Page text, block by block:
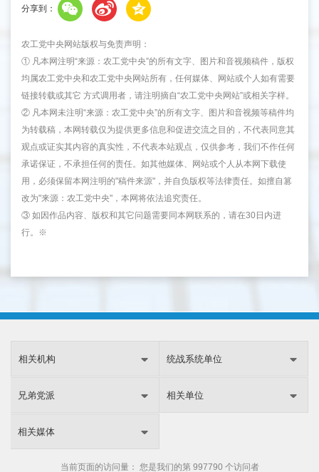
分享到：
农工党中央网站版权与免责声明：
① 凡本网注明“来源：农工党中央”的所有文字、图片和音视频稿件，版权
均属农工党中央和农工党中央网站所有，任何媒体、网站或个人如有需要
链接转载或其它 方式调用者，请注明摘自“农工党中央网站”或相关字样。
② 凡本网未注明“来源：农工党中央”的所有文字、图片和音视频等稿件均
为转载稿，本网转载仅为提供更多信息和促进交流之目的，不代表同意其
观点或证实其内容的真实性，不代表本站观点，仅供参考，我们不作任何
承诺保证，不承担任何的责任。如其他媒体、网站或个人从本网下载使
用，必须保留本网注明的"稿件来源"，并自负版权等法律责任。如擅自篡
改为"来源：农工党中央"，本网将依法追究责任。
③ 如因作品内容、版权和其它问题需要同本网联系的，请在30日内进
行。※
相关机构 统战系统单位
兄弟党派 相关单位
相关媒体
当前页面的访问量： 您是我们的第 997790 个访问者